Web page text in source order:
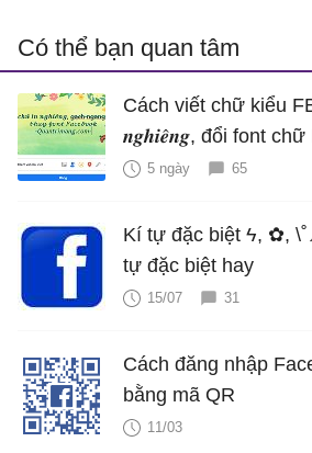
Có thể bạn quan tâm
Cách viết chữ kiểu
𝒏𝒈𝒉𝒊𝒆̂𝒏𝒈, đổi font
5 ngày 65
Kí tự đặc biệt ϟ, ✿,
tự đặc biệt hay
15/07 31
Cách đăng nhập
bằng mã QR
11/03